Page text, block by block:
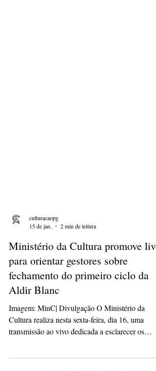
culturacaopg
15 de jan.
2 min de leitura
Ministério da Cultura promove live
para orientar gestores sobre
fechamento do primeiro ciclo da
Aldir Blanc